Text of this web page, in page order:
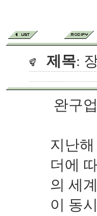
제목:
완구
지난
더에
의 세
이 동